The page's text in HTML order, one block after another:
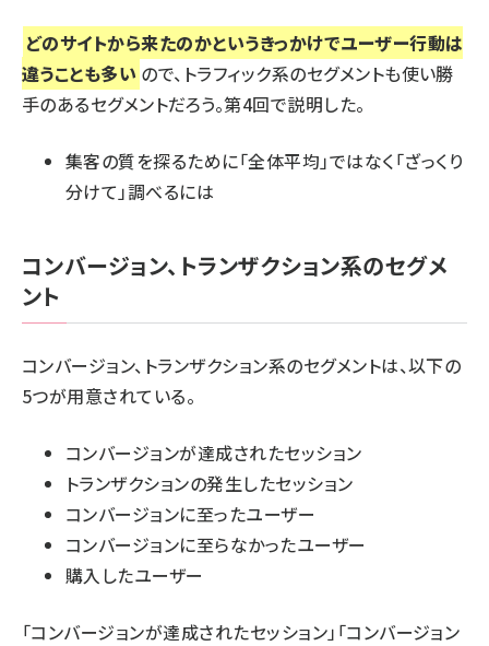
どのサイトから来たのかというきっかけでユーザー行動は
違うことも多い ので、トラフィック系のセグメントも使い勝
手のあるセグメントだろう。第4回で説明した。
集客の質を探るために「全体平均」ではなく「ざっくり
分けて」調べるには
コンバージョン、トランザクション系のセグメ
ント
コンバージョン、トランザクション系のセグメントは、以下の
5つが用意されている。
コンバージョンが達成されたセッション
トランザクションの発生したセッション
コンバージョンに至ったユーザー
コンバージョンに至らなかったユーザー
購入したユーザー
「コンバージョンが達成されたセッション」「コンバージョン